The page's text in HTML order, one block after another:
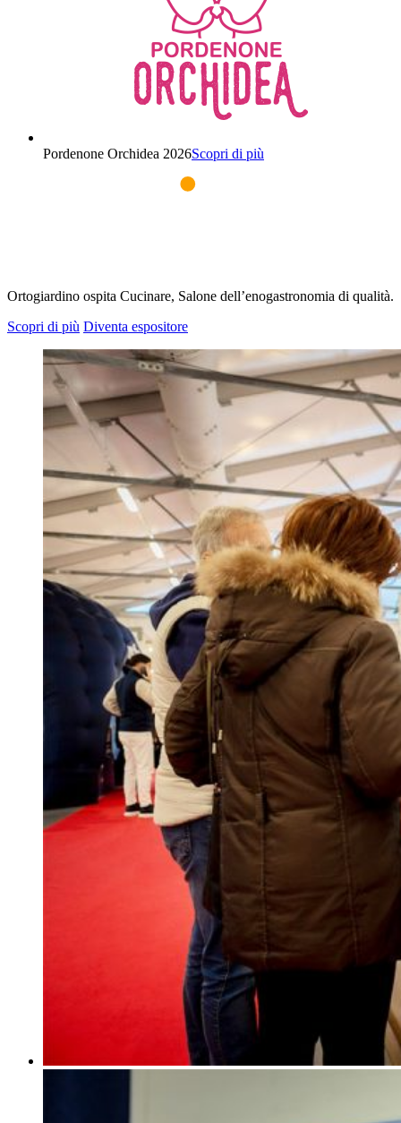
Pordenone Orchidea 2026Scopri di più
Ortogiardino ospita Cucinare, Salone dell’enogastronomia di qualità.
Scopri di più Diventa espositore